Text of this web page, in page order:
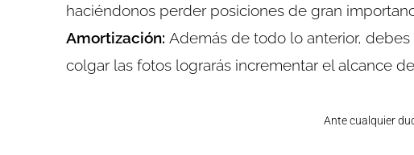
haciéndonos perder posiciones de gran
Amortización: Además de todo lo anterior,
colgar las fotos lograrás incrementar el alcance
Ante cualquier